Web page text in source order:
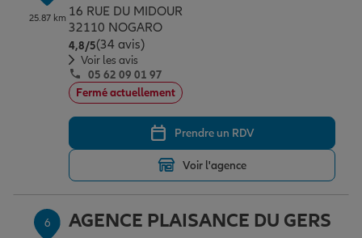
25.87 km 16 RUE DU MIDOUR
32110 NOGARO
4,8/5Note de 4.8 sur 5
(34 avis)
Voir les avis
05 62 09 01 97
Fermé actuellement
Prendre un RDV
Voir l'agence
6 AGENCE PLAISANCE DU GERS